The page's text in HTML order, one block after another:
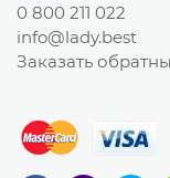
0 800 211 022
info@lady.best
Заказать